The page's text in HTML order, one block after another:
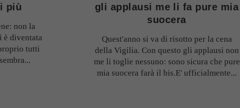
più
non la
è diventata
tutti
gli applausi me li fa pure mia
suocera
Quest'anno si va di risotto per la cena
della Vigilia. Con questo gli applausi non
me li toglie nessuno: sono sicura che pure
mia suocera farà il bis.E' ufficialmente...